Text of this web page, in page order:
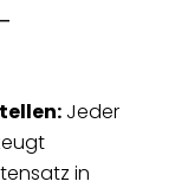
Jeder
in